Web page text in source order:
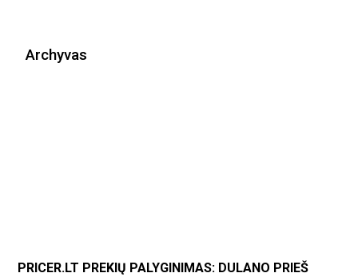
Archyvas
PRICER.LT PREKIŲ PALYGINIMAS: DULANO PRIEŠ